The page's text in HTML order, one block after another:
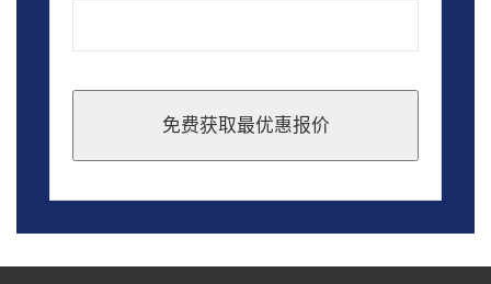
免费获取最优惠报价
should